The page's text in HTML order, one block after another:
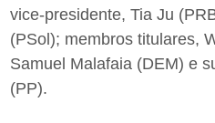
vice-presidente, Tia Ju
(PSol); membros titulares,
Samuel Malafaia (DEM) e
(PP).